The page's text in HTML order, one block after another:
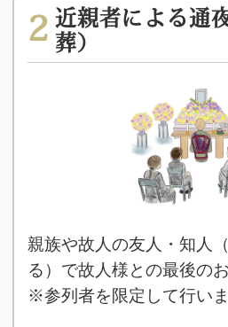
2 近親者による通
葬）
親族や故人の友人・知人
る）で故人様との最後の
※参列者を限定して行い